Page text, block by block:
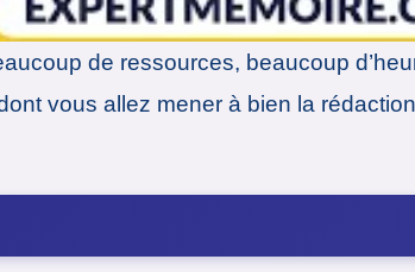
de ressources, beaucoup
vous allez mener à bien la